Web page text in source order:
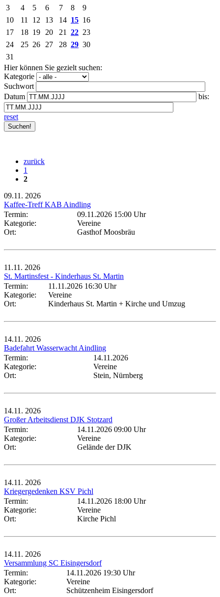
3 4 5 6 7 8
9
10
11 12 13 14 15 16
17
18 19 20 21 22 23
24
25 26 27 28 29 30
31
Hier können Sie gezielt suchen:
Kategorie
Suchwort
Datum
bis:
reset
zurück
1
2
09.11. 2026
Kaffee-Treff KAB Aindling
Termin:
09.11.2026 15:00 Uhr
Kategorie:
Vereine
Ort:
Gasthof Moosbräu
11.11. 2026
St. Martinsfest - Kinderhaus St. Martin
Termin:
11.11.2026 16:30 Uhr
Kategorie:
Vereine
Ort:
Kinderhaus St. Martin + Kirche und Umzug
14.11. 2026
Badefahrt Wasserwacht Aindling
Termin:
14.11.2026
Kategorie:
Vereine
Ort:
Stein, Nürnberg
14.11. 2026
Großer Arbeitsdienst DJK Stotzard
Termin:
14.11.2026 09:00 Uhr
Kategorie:
Vereine
Ort:
Gelände der DJK
14.11. 2026
Kriegergedenken KSV Pichl
Termin:
14.11.2026 18:00 Uhr
Kategorie:
Vereine
Ort:
Kirche Pichl
14.11. 2026
Versammlung SC Eisingersdorf
Termin:
14.11.2026 19:30 Uhr
Kategorie:
Vereine
Ort:
Schützenheim Eisingersdorf